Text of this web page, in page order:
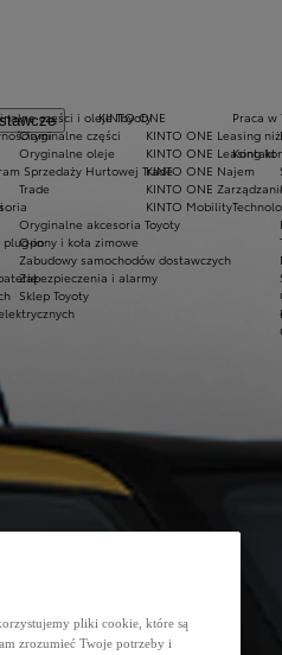
plug-in
Praca w
Kontakt
KINTO ONE
KINTO ONE Leasing
KINTO ONE Leasing
KINTO ONE Najem
KINTO ONE
KINTO Mobility
części i oleje Toyoty
Oryginalne części
Oryginalne oleje
Sprzedaży Hurtowej Trade
Trade
Oryginalne akcesoria Toyoty
Opony i koła zimowe
Zabudowy samochodów dostawczych
Zabezpieczenia i alarmy
Sklep Toyoty
pliki cookie, które są
zrozumieć Twoje potrzeby i